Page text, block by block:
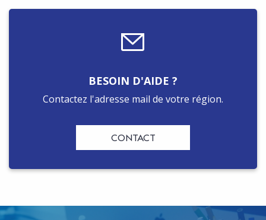
BESOIN D'AIDE ?
Contactez l'adresse mail de votre région.
CONTACT